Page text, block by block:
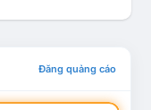
Đăng quảng cáo